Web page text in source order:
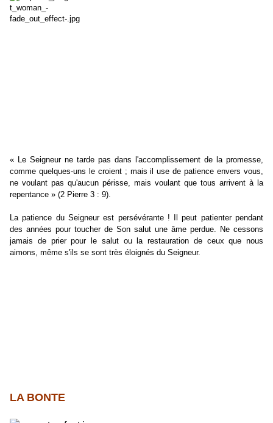
« Le Seigneur ne tarde pas dans l'accomplissement de la promesse,
comme quelques-uns le croient ; mais il use de patience envers vous,
ne voulant pas qu'aucun périsse, mais voulant que tous arrivent à la
repentance » (2 Pierre 3 : 9).
La patience du Seigneur est persévérante ! Il peut patienter pendant
des années pour toucher de Son salut une âme perdue. Ne cessons
jamais de prier pour le salut ou la restauration de ceux que nous
aimons, même s'ils se sont très éloignés du Seigneur.
LA BONTE